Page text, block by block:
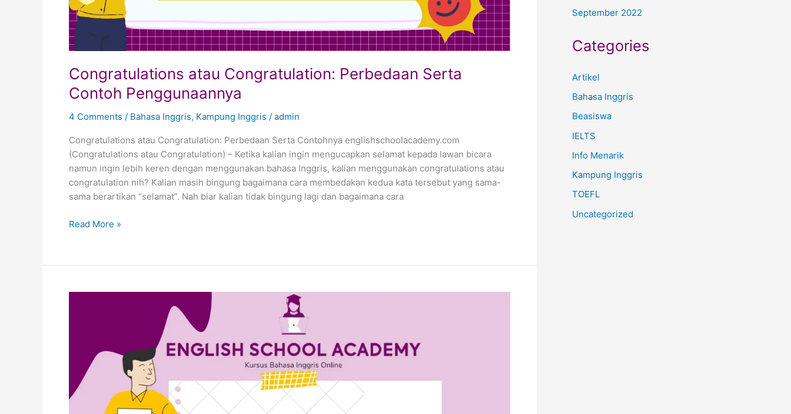
Congratulations atau Congratulation: Perbedaan Serta
Contoh Penggunaannya
4 Comments / Bahasa Inggris, Kampung Inggris / admin
Congratulations atau Congratulation: Perbedaan Serta Contohnya englishschoolacademy.com
(Congratulations atau Congratulation) – Ketika kalian ingin mengucapkan selamat kepada lawan bicara
namun ingin lebih keren dengan menggunakan bahasa Inggris, kalian menggunakan congratulations atau
congratulation nih? Kalian masih bingung bagaimana cara membedakan kedua kata tersebut yang sama-
sama berartikan “selamat”. Nah biar kalian tidak bingung lagi dan bagaimana cara
Read More »
Untuk:
Mengungkap
Makna
Lebih
September 2022
Categories
Artikel
Bahasa Inggris
Beasiswa
IELTS
Info Menarik
Kampung Inggris
TOEFL
Uncategorized